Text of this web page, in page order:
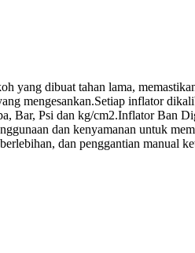
dibuat tahan lama,
mengesankan.Setiap inflator
Bar, Psi dan kg/cm2.Inflator Ban
dan kenyamanan untuk
dan penggantian manual